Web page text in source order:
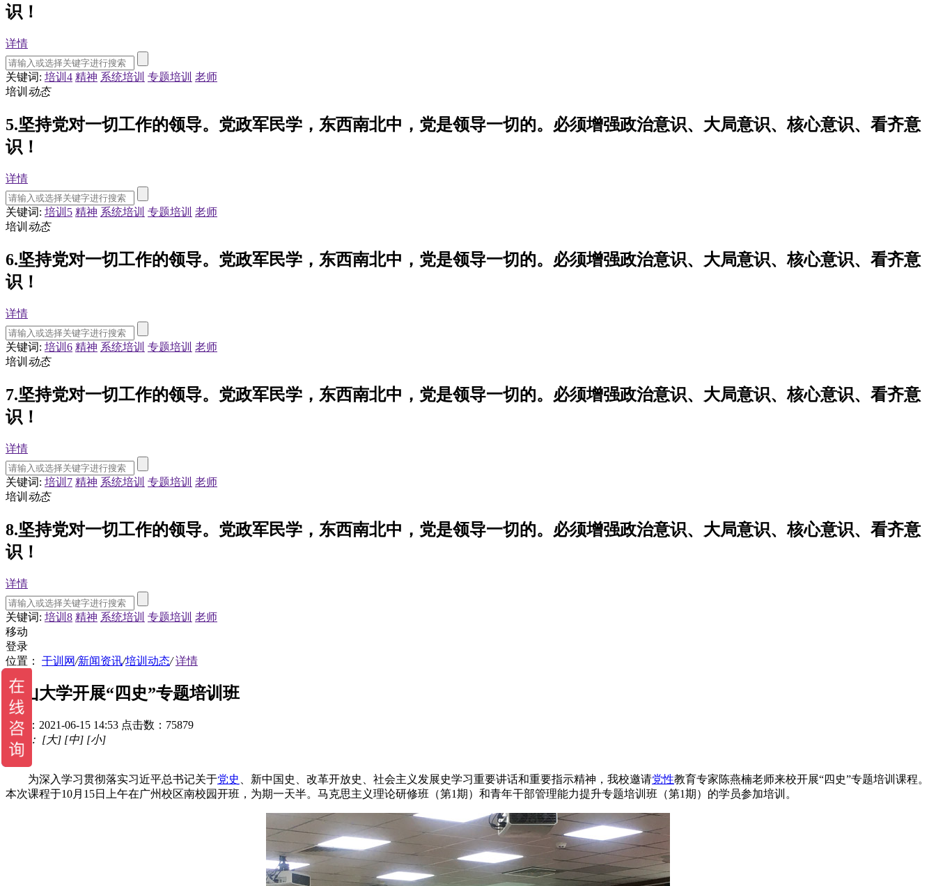
识！
详情
关键词: 培训4 精神 系统培训 专题培训 老师
培训 动态
5.坚持党对一切工作的领导。党政军民学，东西南北中，党是领导一切的。必须增强政治意识、大局意识、核心意识、看齐意
识！
详情
关键词: 培训5 精神 系统培训 专题培训 老师
培训 动态
6.坚持党对一切工作的领导。党政军民学，东西南北中，党是领导一切的。必须增强政治意识、大局意识、核心意识、看齐意
识！
详情
关键词: 培训6 精神 系统培训 专题培训 老师
培训 动态
7.坚持党对一切工作的领导。党政军民学，东西南北中，党是领导一切的。必须增强政治意识、大局意识、核心意识、看齐意
识！
详情
关键词: 培训7 精神 系统培训 专题培训 老师
培训 动态
8.坚持党对一切工作的领导。党政军民学，东西南北中，党是领导一切的。必须增强政治意识、大局意识、核心意识、看齐意
识！
详情
关键词: 培训8 精神 系统培训 专题培训 老师
移动
登录
位置：
干训网/新闻资讯/培训动态/ 详情
中山大学开展“四史”专题培训班
时间：2021-06-15 14:53 点击数：75879
字体： [大] [中] [小]
为深入学习贯彻落实习近平总书记关于党史 、新中国史、改革开放史、社会主义发展史学习重要讲话和重要指示精神，我校邀请党性教育专家陈燕楠老师来校开展“四史”专题培训课程。
本次课程于10月15日上午在广州校区南校园开班，为期一天半。马克思主义理论研修班（第1期）和青年干部管理能力提升专题培训班（第1期）的学员参加培训。